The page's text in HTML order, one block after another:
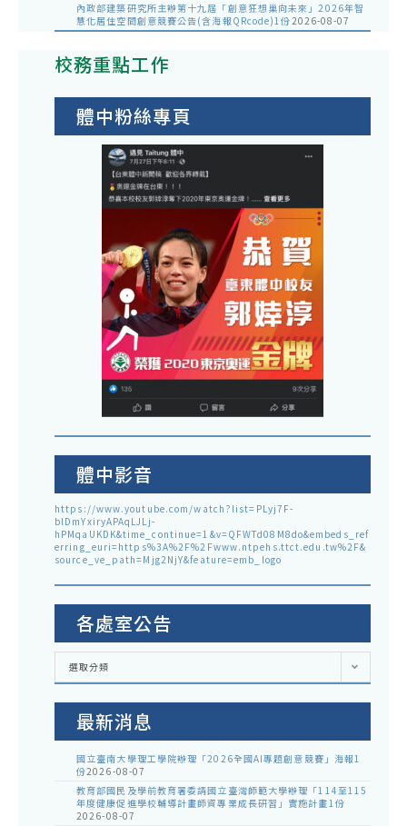
內政部建築研究所主辦第十九屆「創意狂想巢向未來」2026年智
慧化居住空間創意競賽公告(含海報QRcode)1份2026-08-07
校務重點工作
體中粉絲專頁
體中影音
https://www.youtube.com/watch?list=PLyj7F-
blDmYxiryAPAqLJLj-
hPMqaUKDK&time_continue=1&v=QFWTd08M8do&embeds_ref
erring_euri=https%3A%2F%2Fwww.ntpehs.ttct.edu.tw%2F&
source_ve_path=Mjg2NjY&feature=emb_logo
各處室公告
各
室
選取分類
最新消息
國立臺南大學理工學院辦理「2026全國AI專題創意競賽」海報1
份2026-08-07
教育部國民及學前教育署委請國立臺灣師範大學辦理「114至115
年度健康促進學校輔導計畫師資專業成長研習」實施計畫1份
2026-08-07